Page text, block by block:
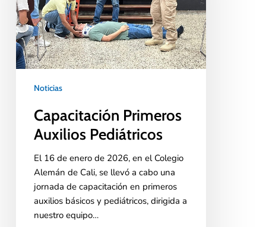
Noticias
Capacitación Primeros
Auxilios Pediátricos
El 16 de enero de 2026, en el Colegio
Alemán de Cali, se llevó a cabo una
jornada de capacitación en primeros
auxilios básicos y pediátricos, dirigida a
nuestro equipo…